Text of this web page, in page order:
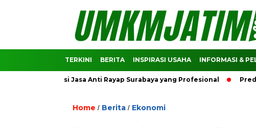
TERKINI BERITA INSPIRASI USAHA INFORMASI &
Jasa Anti Rayap Surabaya yang Profesional Prediksi
Home / Berita / Ekonomi